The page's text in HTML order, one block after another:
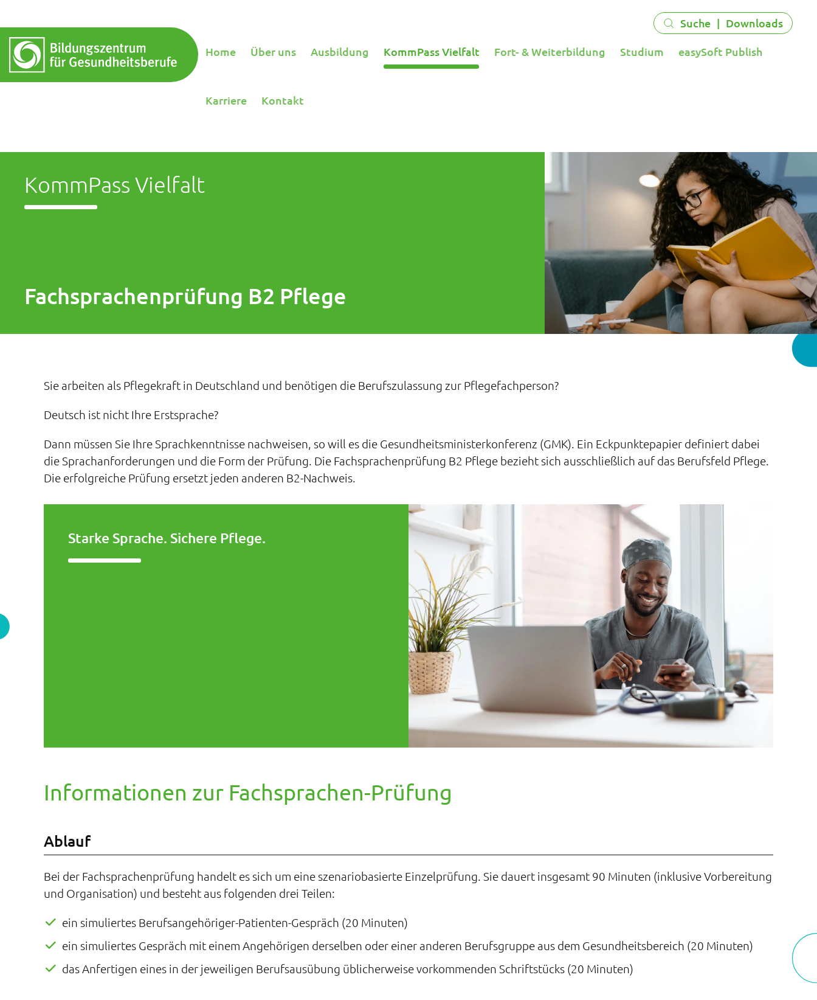
Home Über uns Ausbildung KommPass Vielfalt Fort- & Weiterbildung Studium easySoft Publish
Karriere Kontakt
Suche | Downloads
KommPass Vielfalt
Fachsprachenprüfung B2 Pflege
Sie arbeiten als Pflegekraft in Deutschland und benötigen die Berufszulassung zur Pflegefachperson?
Deutsch ist nicht Ihre Erstsprache?
Dann müssen Sie Ihre Sprachkenntnisse nachweisen, so will es die Gesundheitsministerkonferenz (GMK). Ein Eckpunktepapier definiert dabei
die Sprachanforderungen und die Form der Prüfung. Die Fachsprachenprüfung B2 Pflege bezieht sich ausschließlich auf das Berufsfeld Pflege.
Die erfolgreiche Prüfung ersetzt jeden anderen B2-Nachweis.
Starke Sprache. Sichere Pflege.
Informationen zur Fachsprachen-Prüfung
Ablauf
Bei der Fachsprachenprüfung handelt es sich um eine szenariobasierte Einzelprüfung. Sie dauert insgesamt 90 Minuten (inklusive Vorbereitung
und Organisation) und besteht aus folgenden drei Teilen:
ein simuliertes Berufsangehöriger-Patienten-Gespräch (20 Minuten)
ein simuliertes Gespräch mit einem Angehörigen derselben oder einer anderen Berufsgruppe aus dem Gesundheitsbereich (20 Minuten)
das Anfertigen eines in der jeweiligen Berufsausübung üblicherweise vorkommenden Schriftstücks (20 Minuten)